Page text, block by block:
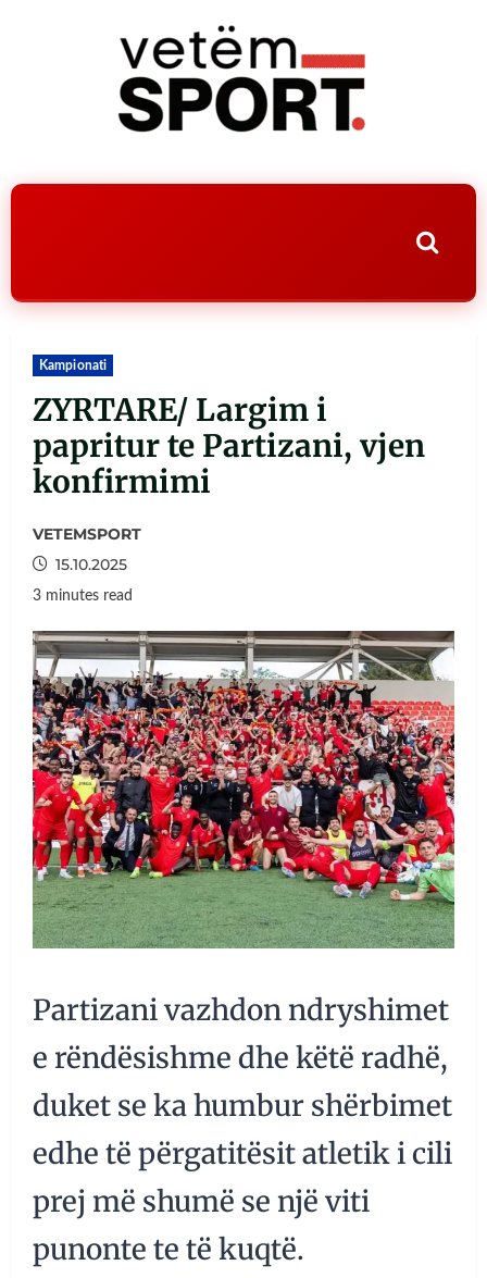
Kampionati
ZYRTARE/ Largim i
papritur te Partizani, vjen
konfirmimi
VETEMSPORT
15.10.2025
3 minutes read
Partizani vazhdon ndryshimet
e rëndësishme dhe këtë radhë,
duket se ka humbur shërbimet
edhe të përgatitësit atletik i cili
prej më shumë se një viti
punonte te të kuqtë.